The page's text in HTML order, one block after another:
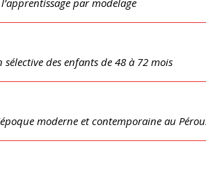
par modelage
des enfants de 48 à 72 mois
moderne et contemporaine au Pérou.